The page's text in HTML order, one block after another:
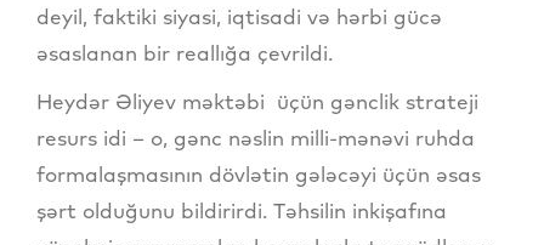
deyil, faktiki siyasi, iqtisadi və hərbi gücə
əsaslanan bir reallığa çevrildi.
Heydər Əliyev məktəbi üçün gənclik strateji
resurs idi – o, gənc nəslin milli-mənəvi ruhda
formalaşmasının dövlətin gələcəyi üçün əsas
şərt olduğunu bildirirdi. Təhsilin inkişafına